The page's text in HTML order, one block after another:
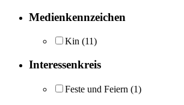
Medienkennzeichen
Kin (11)
Interessenkreis
Feste und Feiern (1)